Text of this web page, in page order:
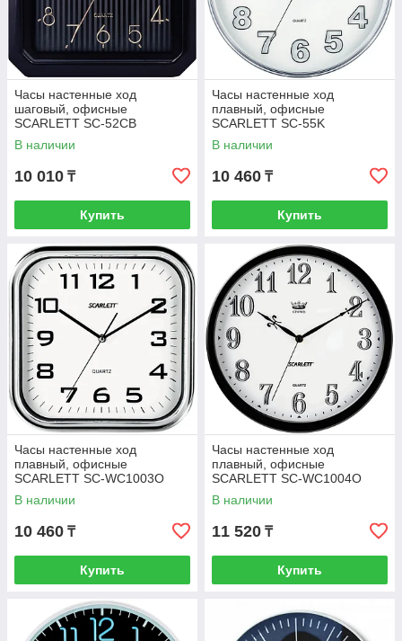
Часы настенные ход
шаговый, офисные
SCARLETT SC-52CB
В наличии
10 010 ₸
Купить
Часы настенные ход
плавный, офисные
SCARLETT SC-55K
В наличии
10 460 ₸
Купить
Часы настенные ход
плавный, офисные
SCARLETT SC-WC1003O
В наличии
10 460 ₸
Купить
Часы настенные ход
плавный, офисные
SCARLETT SC-WC1004O
В наличии
11 520 ₸
Купить